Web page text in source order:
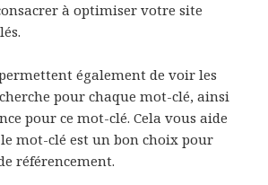
à optimiser votre site
également de voir les
pour chaque mot-clé, ainsi
pour ce mot-clé. Cela vous aide
mot-clé est un bon choix pour
référencement.